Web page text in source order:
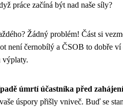
práce začíná být nad naše síly?
Žádný problém! Část si
není černobílý a ČSOB to dobře
výplaty.
úmrtí účastníka před
úspory přišly vniveč. Buď se